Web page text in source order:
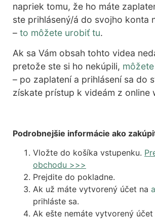
napriek tomu, že ho máte
ste prihlásený/á do svojho konta
– to môžete urobiť tu.
Ak sa Vám obsah tohto videa
pretože ste si ho nekúpili,
– po zaplatení a prihlásení sa do
získate prístup k videám z online
Podrobnejšie informácie ako
Vložte do košíka vstupenku.
obchodu >>>
Prejdite do pokladne.
Ak už máte vytvorený účet na
prihláste sa.
Ak ešte nemáte vytvorený